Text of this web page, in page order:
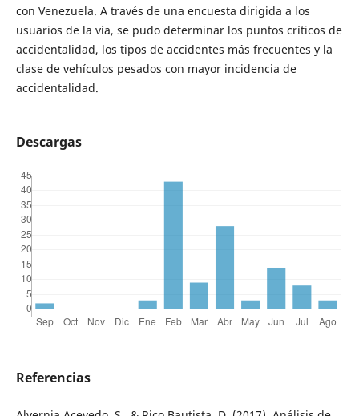
con Venezuela. A través de una encuesta dirigida a los
usuarios de la vía, se pudo determinar los puntos críticos de
accidentalidad, los tipos de accidentes más frecuentes y la
clase de vehículos pesados con mayor incidencia de
accidentalidad.
Descargas
Referencias